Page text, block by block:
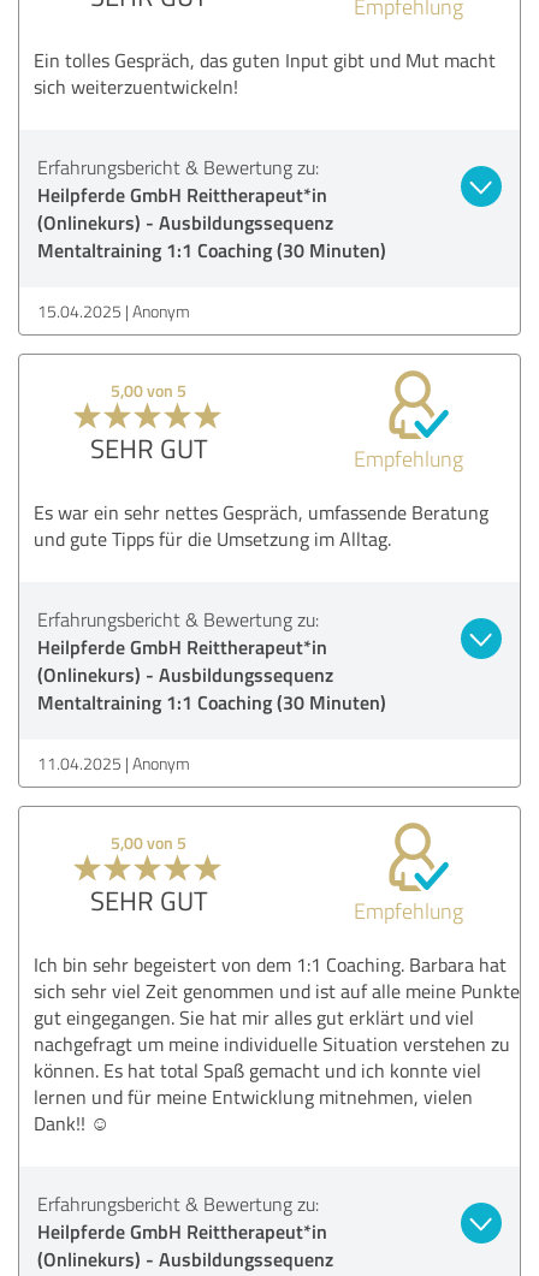
Ein tolles Gespräch, das guten Input gibt und Mut macht
sich weiterzuentwickeln!
Erfahrungsbericht & Bewertung zu:
Heilpferde GmbH Reittherapeut*in
(Onlinekurs) - Ausbildungssequenz
Mentaltraining 1:1 Coaching (30 Minuten)
15.04.2025 Anonym
5,00 von 5
SEHR GUT Empfehlung
Es war ein sehr nettes Gespräch, umfassende Beratung
und gute Tipps für die Umsetzung im Alltag.
Erfahrungsbericht & Bewertung zu:
Heilpferde GmbH Reittherapeut*in
(Onlinekurs) - Ausbildungssequenz
Mentaltraining 1:1 Coaching (30 Minuten)
11.04.2025 Anonym
5,00 von 5
SEHR GUT Empfehlung
Ich bin sehr begeistert von dem 1:1 Coaching. Barbara hat
sich sehr viel Zeit genommen und ist auf alle meine Punkte
gut eingegangen. Sie hat mir alles gut erklärt und viel
nachgefragt um meine individuelle Situation verstehen zu
können. Es hat total Spaß gemacht und ich konnte viel
lernen und für meine Entwicklung mitnehmen, vielen
Dank!! ☺️
Erfahrungsbericht & Bewertung zu:
Heilpferde GmbH Reittherapeut*in
(Onlinekurs) - Ausbildungssequenz